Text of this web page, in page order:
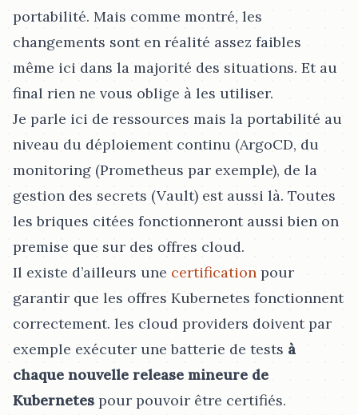
portabilité. Mais comme montré, les
changements sont en réalité assez faibles
même ici dans la majorité des situations. Et au
final rien ne vous oblige à les utiliser.
Je parle ici de ressources mais la portabilité au
niveau du déploiement continu (ArgoCD, du
monitoring (Prometheus par exemple), de la
gestion des secrets (Vault) est aussi là. Toutes
les briques citées fonctionneront aussi bien on
premise que sur des offres cloud.
Il existe d’ailleurs une certification pour
garantir que les offres Kubernetes fonctionnent
correctement. les cloud providers doivent par
exemple exécuter une batterie de tests à
chaque nouvelle release mineure de
Kubernetes pour pouvoir être certifiés.